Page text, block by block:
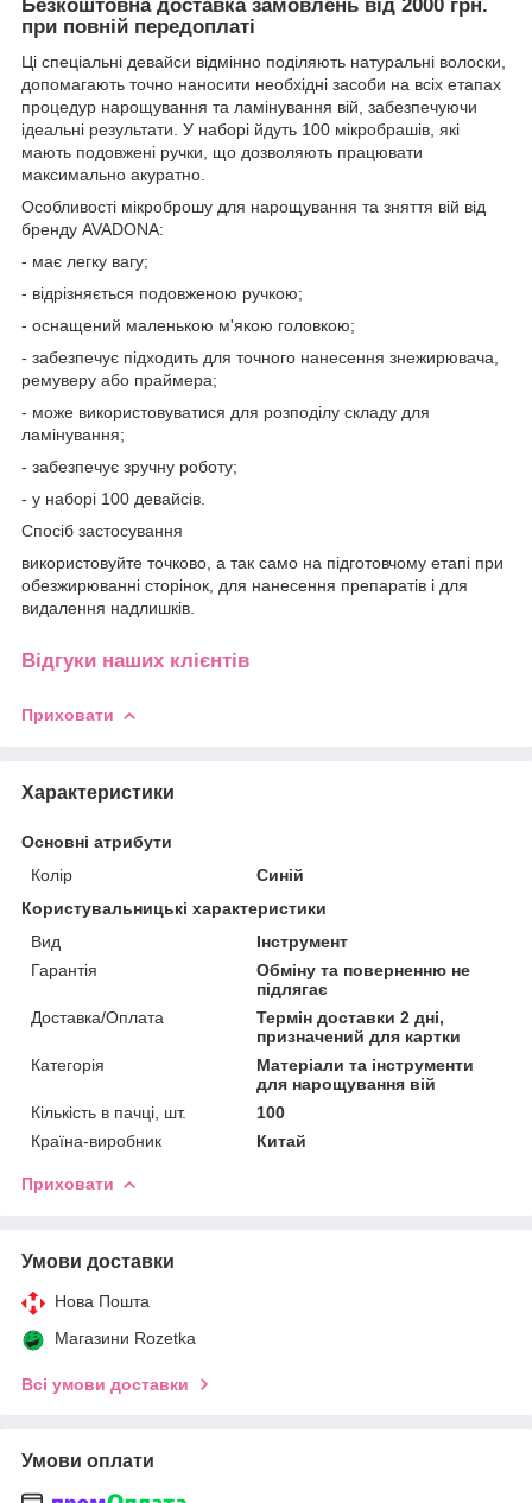
Безкоштовна доставка замовлень від 2000 грн.
при повній передоплаті
Ці спеціальні девайси відмінно поділяють натуральні волоски,
допомагають точно наносити необхідні засоби на всіх етапах
процедур нарощування та ламінування вій, забезпечуючи
ідеальні результати. У наборі йдуть 100 мікробрашів, які
мають подовжені ручки, що дозволяють працювати
максимально акуратно.
Особливості мікроброшу для нарощування та зняття вій від
бренду AVADONA:
- має легку вагу;
- відрізняється подовженою ручкою;
- оснащений маленькою м'якою головкою;
- забезпечує підходить для точного нанесення знежирювача,
ремуверу або праймера;
- може використовуватися для розподілу складу для
ламінування;
- забезпечує зручну роботу;
- у наборі 100 девайсів.
Спосіб застосування
використовуйте точково, а так само на підготовчому етапі при
обезжирюванні сторінок, для нанесення препаратів і для
видалення надлишків.
Відгуки наших клієнтів
Приховати
Характеристики
Основні атрибути
Колір
Синій
Користувальницькі характеристики
Вид
Інструмент
Гарантія
Обміну та поверненню не
підлягає
Доставка/Оплата
Термін доставки 2 дні,
призначений для картки
Категорія
Матеріали та інструменти
для нарощування вій
Кількість в пачці, шт.
100
Країна-виробник
Китай
Приховати
Умови доставки
Нова Пошта
Магазини Rozetka
Всі умови доставки
Умови оплати